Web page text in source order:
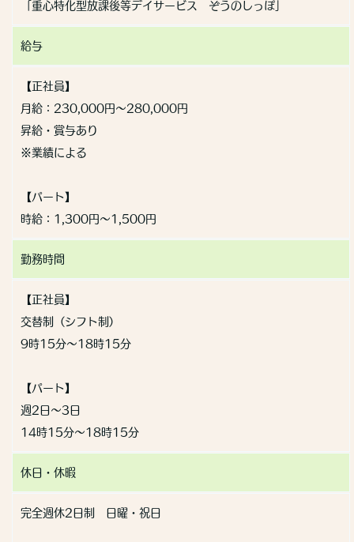
「重心特化型放課後等デイサービス ぞうのしっぽ」
給与
【正社員】
月給：230,000円〜280,000円
昇給・賞与あり
※業績による
【パート】
時給：1,300円～1,500円
勤務時間
【正社員】
交替制（シフト制）
9時15分〜18時15分
【パート】
週2日～3日
14時15分～18時15分
休日・休暇
完全週休2日制 日曜・祝日